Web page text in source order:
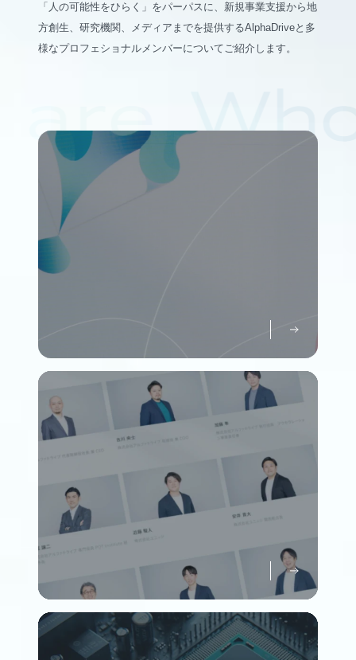
「人の可能性をひらく」をパーパスに、新規事業支援から地
方創生、研究機関、メディアまでを提供するAlphaDriveと多
様なプロフェショナルメンバーについてご紹介します。
Member